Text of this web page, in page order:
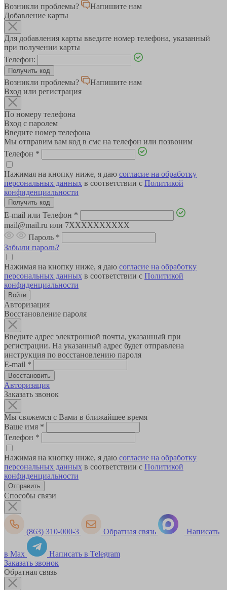
Возникли проблемы?
Напишите нам
Добавление карты
Для добавления карты введите номер телефона, указанный
при получении карты
Телефон:
Возникли проблемы?
Напишите нам
Вход или регистрация
По номеру телефона
Вход с паролем
Введите номер телефона
Мы отправим вам код в смс на телефон или позвоним
Телефон *
Нажимая на кнопку ниже, я даю согласие на обработку
персональных данных в соответствии с Политикой
конфиденциальности
E-mail или Телефон *
mail@mail.ru или 7XXXXXXXXXX
Пароль *
Забыли пароль?
Нажимая на кнопку ниже, я даю согласие на обработку
персональных данных в соответствии с Политикой
конфиденциальности
Авторизация
Восстановление пароля
Введите адрес электронной почты, указанный при
регистрации. На указанный адрес будет отправлена
инструкция по восстановлению пароля
E-mail *
Авторизация
Заказать звонок
Мы свяжемся с Вами в ближайшее время
Ваше имя *
Телефон *
Нажимая на кнопку ниже, я даю согласие на обработку
персональных данных в соответствии с Политикой
конфиденциальности
Способы связи
(863) 310-000-3 Обратная связь Написать
в Max
Написать в Telegram
Заказать звонок
Обратная связь